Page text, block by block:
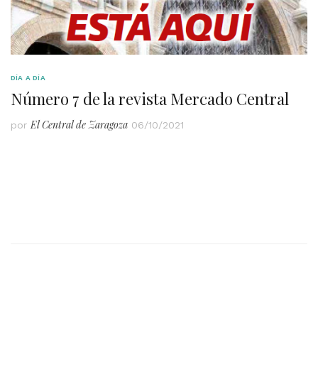
DÍA A DÍA
Número 7 de la revista Mercado Central
por El Central de Zaragoza 06/10/2021